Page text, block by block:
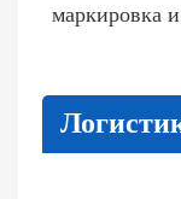
маркировка